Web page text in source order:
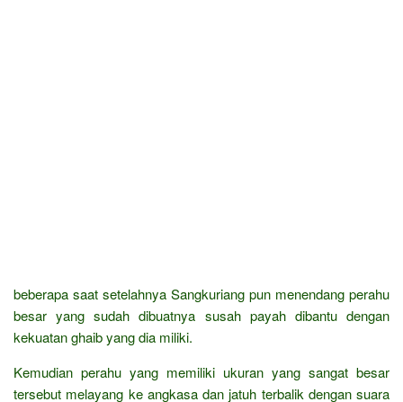
beberapa saat setelahnya Sangkuriang pun menendang perahu
besar yang sudah dibuatnya susah payah dibantu dengan
kekuatan ghaib yang dia miliki.
Kemudian perahu yang memiliki ukuran yang sangat besar
tersebut melayang ke angkasa dan jatuh terbalik dengan suara